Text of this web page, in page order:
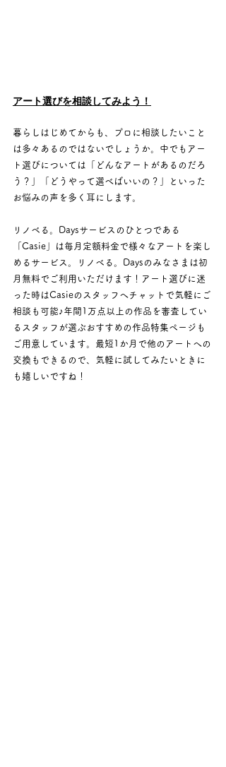
アート選びを相談してみよう！
暮らしはじめてからも、プロに相談したいこと
は多々あるのではないでしょうか。中でもアー
ト選びについては「どんなアートがあるのだろ
う？」「どうやって選べばいいの？」といった
お悩みの声を多く耳にします。
リノベる。Daysサービスのひとつである
「Casie」は毎月定額料金で様々なアートを楽し
めるサービス。リノベる。Daysのみなさまは初
月無料でご利用いただけます！アート選びに迷
った時はCasieのスタッフへチャットで気軽にご
相談も可能♪年間1万点以上の作品を審査してい
るスタッフが選ぶおすすめの作品特集ページも
ご用意しています。最短1か月で他のアートへの
交換もできるので、気軽に試してみたいときに
も嬉しいですね！